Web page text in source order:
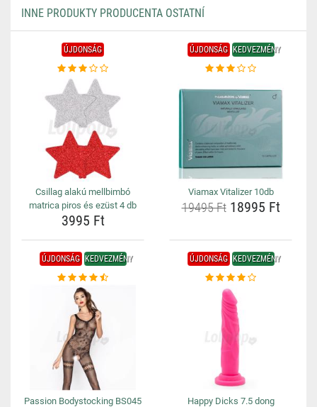
INNE PRODUKTY PRODUCENTA OSTATNÍ
ÚJDONSÁG
Csillag alakú mellbimbó
matrica piros és ezüst 4 db
3995 Ft
ÚJDONSÁG KEDVEZMÉNY
Viamax Vitalizer 10db
19495 Ft18995 Ft
ÚJDONSÁG KEDVEZMÉNY
Passion Bodystocking BS045
ÚJDONSÁG KEDVEZMÉNY
Happy Dicks 7.5 dong